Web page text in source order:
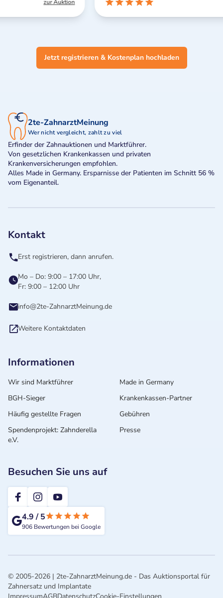
Jetzt registrieren & Kostenplan hochladen
2te-ZahnarztMeinung
Wer nicht vergleicht, zahlt zu viel
Erfinder der Zahnauktionen und Marktführer.
Von gesetzlichen Krankenkassen und privaten
Krankenversicherungen empfohlen.
Alles Made in Germany. Ersparnisse der Patienten im Schnitt 56 %
vom Eigenanteil.
Kontakt
Erst registrieren, dann anrufen.
Mo – Do: 9:00 – 17:00 Uhr,
Fr: 9:00 – 12:00 Uhr
info@2te-ZahnarztMeinung.de
Weitere Kontaktdaten
Informationen
Wir sind Marktführer
Made in Germany
BGH-Sieger
Krankenkassen-Partner
Häufig gestellte Fragen
Gebühren
Spendenprojekt: Zahnderella
e.V.
Presse
Besuchen Sie uns auf
2te-ZahnarztMeinung
4.9/5
906 Bewertungen bei Google
© 2005-2026 | 2te-ZahnarztMeinung.de - Das Auktionsportal für
Zahnersatz und Implantate